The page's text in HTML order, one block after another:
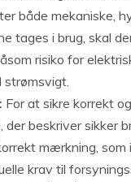
både mekaniske,
tages i brug, skal
risiko for
strømsvigt.
For at sikre korrekt
beskriver sikker
mærkning,
krav til